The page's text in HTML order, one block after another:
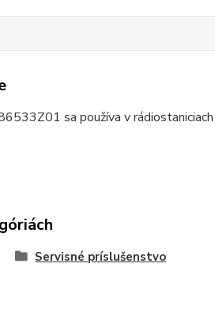
sa používa v
Servisné príslušenstvo